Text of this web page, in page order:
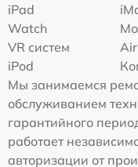
iPad
Watch
VR систем
iPod
Мы занимаемся
обслуживанием
гарантийного
работает
авторизации от